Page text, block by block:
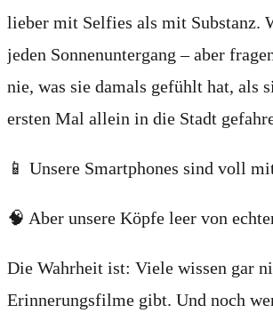
lieber mit Selfies als mit Substanz.
jeden Sonnenuntergang – aber
nie, was sie damals gefühlt hat, als
ersten Mal allein in die Stadt
📱 Unsere Smartphones sind voll
🧠 Aber unsere Köpfe leer von
Die Wahrheit ist: Viele wissen gar
Erinnerungsfilme gibt. Und noch